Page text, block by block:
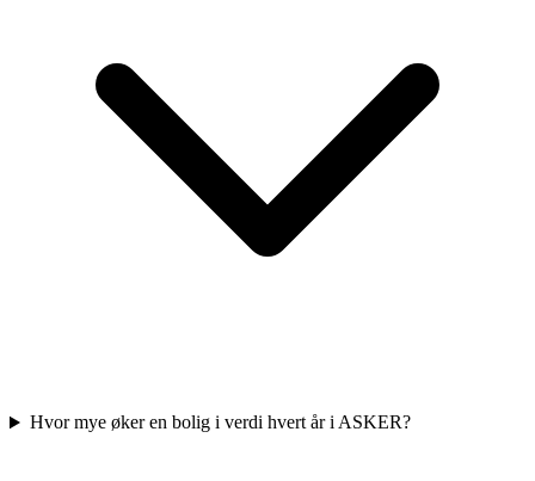
Hvor mye øker en bolig i verdi hvert år i ASKER?